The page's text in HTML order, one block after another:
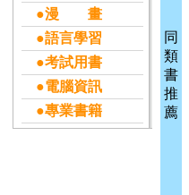
●漫 畫
●語言學習
●考試用書
●電腦資訊
●專業書籍
同
類
書
推
薦